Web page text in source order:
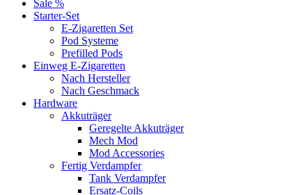
Sale %
Starter-Set
E-Zigaretten Set
Pod Systeme
Prefilled Pods
Einweg E-Zigaretten
Nach Hersteller
Nach Geschmack
Hardware
Akkuträger
Geregelte Akkuträger
Mech Mod
Mod Accessories
Fertig Verdampfer
Tank Verdampfer
Ersatz-Coils